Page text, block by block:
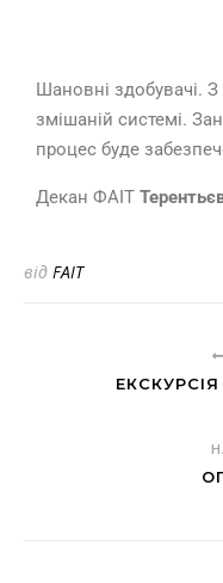
Шановні здобувачі.
змішаній системі.
процес буде
Декан ФАІТ
від FAIT